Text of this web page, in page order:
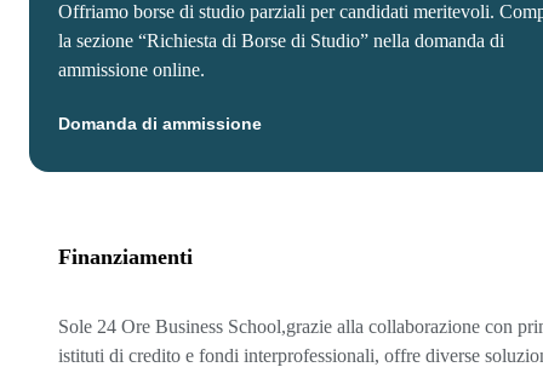
Offriamo borse di studio parziali per candidati meritevoli.
la sezione “Richiesta di Borse di Studio” nella domanda di
ammissione online.
Domanda di ammissione
Finanziamenti
Sole 24 Ore Business School,grazie alla collaborazione con
istituti di credito e fondi interprofessionali, offre diverse